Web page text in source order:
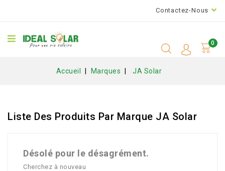
Contactez-Nous
0
Accueil Marques JA Solar
Liste Des Produits Par Marque JA Solar
Désolé pour le désagrément.
Cherchez à nouveau